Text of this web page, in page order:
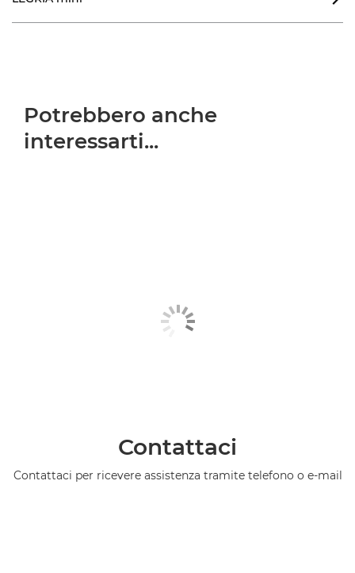
Potrebbero anche
interessarti...
Contattaci
Contattaci per ricevere assistenza tramite telefono o e-mail